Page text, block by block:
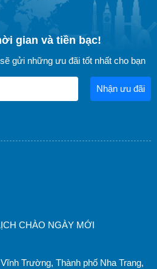
gian và tiền bạc!
gửi những ưu đãi tốt nhất cho bạn
Nhận ưu đãi
CHÀO NGÀY MỚI
Trường, Thành phố Nha Trang,